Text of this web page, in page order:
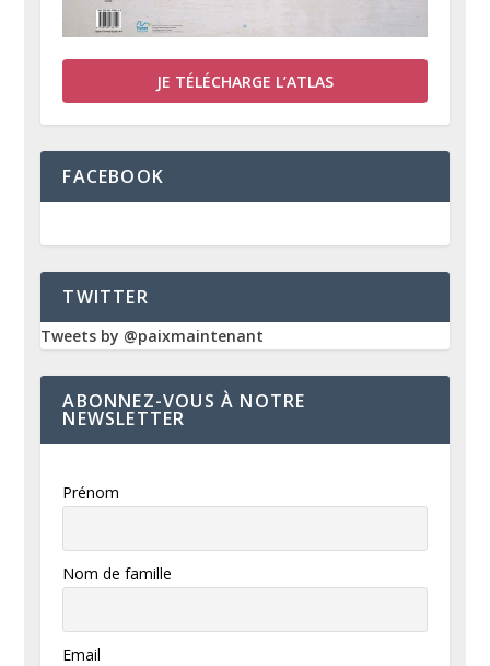
JE TÉLÉCHARGE L’ATLAS
FACEBOOK
TWITTER
Tweets by @paixmaintenant
ABONNEZ-VOUS À NOTRE
NEWSLETTER
Prénom
Nom de famille
Email